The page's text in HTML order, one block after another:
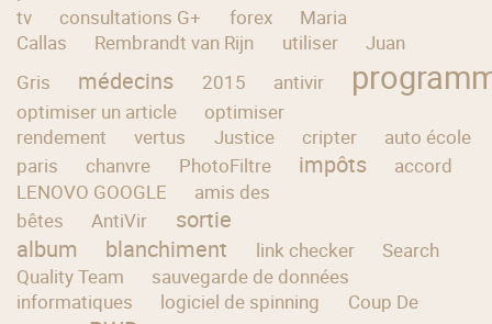
tv
consultations G+ forex
Maria
Callas
Rembrandt van Rijn utiliser
Juan
Gris
médecins 2015 antivir
optimiser un article
optimiser
rendement
vertus Justice cripter
auto école
paris
chanvre PhotoFiltre impôts
accord
LENOVO GOOGLE
amis des
bêtes
AntiVir
sortie
album
blanchiment link checker
Search
Quality Team
sauvegarde de données
informatiques
logiciel de spinning
Coup De